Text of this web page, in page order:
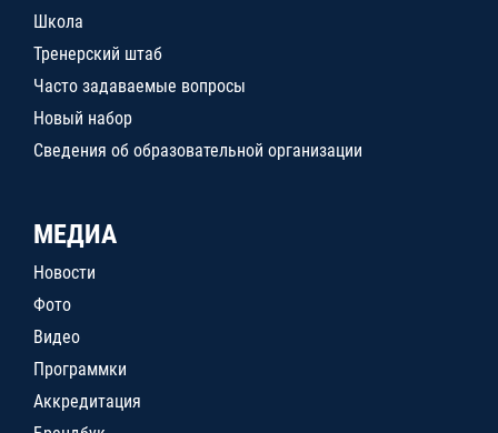
Школа
Тренерский штаб
Часто задаваемые вопросы
Новый набор
Сведения об образовательной организации
МЕДИА
Новости
Фото
Видео
Программки
Аккредитация